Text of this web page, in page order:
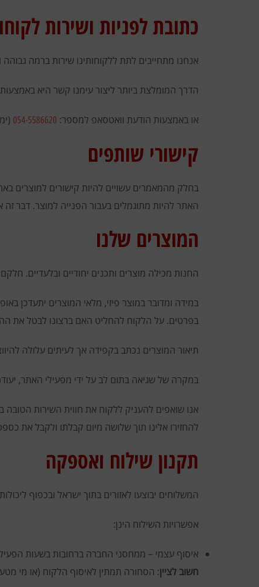
כתובת לפניות ושירות
אנחנו מתחייבים לתת ללקוחותינו שירות ברמה גבוהה
הדרך המומלצת ביותר ליצור עימנו קשר היא באמצעות
או באמצעות הודעת וואטסאפ למספר: 054-5586620
קישורי שותפים
בחלק מהמאמרים עשויים להיות קישורים למוצרים
האתר להיות מתוגמלים בעבור הפנייה למוצר. דבר
המוצרים שלנו
החנות מכילה מוצרים ותכנים יחודיים ובלעדיים.
במידה ומדובר במוצר פיזי, מלאי המוצרים יתעדכן
בפרטים. על הלקוח להחליט האם ברצונו לבטל את
תיאור המוצרים נכתב בקפידה אך לעיתים עלולה
במקרה של שגיאה בתום לב על ידי מפעילי האתר,
אנו שואפים להעניק ללקוח את חווית השירות
להחזירו אלינו תוך שלושה מיום קבלתו ולקבל את
תקנון שילוח ואספקה
המשלוחים יבוצעו לאזורים בתוך ישראל ובכפוף
אפשרויות השילוח הינן:
איסוף עצמי – ממחסני החברה ברחובות בשעות
חשוב לציין: הסחורה תמתין לאיסוף הלקוח (או מי